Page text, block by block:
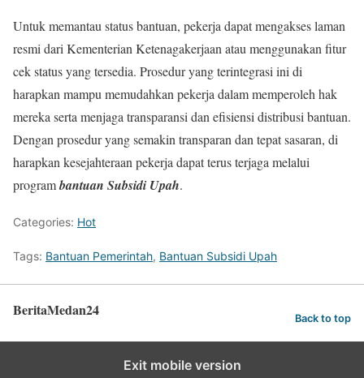
Untuk memantau status bantuan, pekerja dapat mengakses laman
resmi dari Kementerian Ketenagakerjaan atau menggunakan fitur
cek status yang tersedia. Prosedur yang terintegrasi ini di
harapkan mampu memudahkan pekerja dalam memperoleh hak
mereka serta menjaga transparansi dan efisiensi distribusi bantuan.
Dengan prosedur yang semakin transparan dan tepat sasaran, di
harapkan kesejahteraan pekerja dapat terus terjaga melalui
programbantuan Subsidi Upah.
Categories: Hot
Tags: Bantuan Pemerintah, Bantuan Subsidi Upah
BeritaMedan24 Back to top
Exit mobile version